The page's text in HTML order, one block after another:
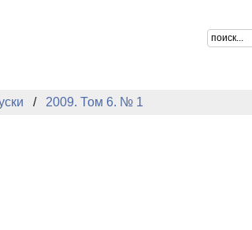
2009. Том 6. № 1